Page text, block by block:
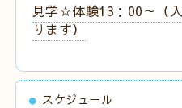
見学☆体験13：00～（
ります）
スケジュール